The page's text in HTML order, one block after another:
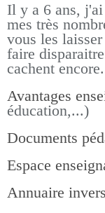
Il y a 6 ans,
mes très
vous les
faire
cachent encore.
Avantages
éducation,...)
Documents
Espace
Annuaire